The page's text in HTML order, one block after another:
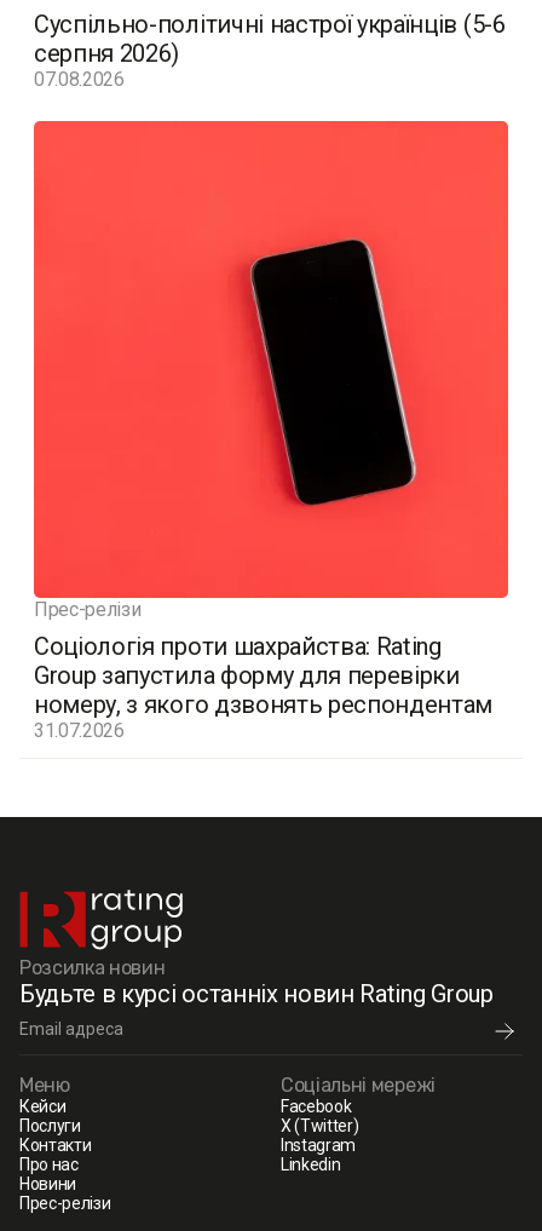
Суспільно-політичні настрої українців (5-6
серпня 2026)
07.08.2026
Прес-релізи
Соціологія проти шахрайства: Rating
Group запустила форму для перевірки
номеру, з якого дзвонять респондентам
31.07.2026
Розсилка новин
Будьте в курсі останніх новин Rating Group
Меню
Кейси
Послуги
Контакти
Про нас
Новини
Прес-релізи
Соціальні мережі
Facebook
X (Twitter)
Instagram
Linkedin